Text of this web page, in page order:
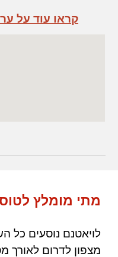
קראו עוד על
מתי מומלץ
לויאטנם נוסעים כל
מצפון לדרום לאורך